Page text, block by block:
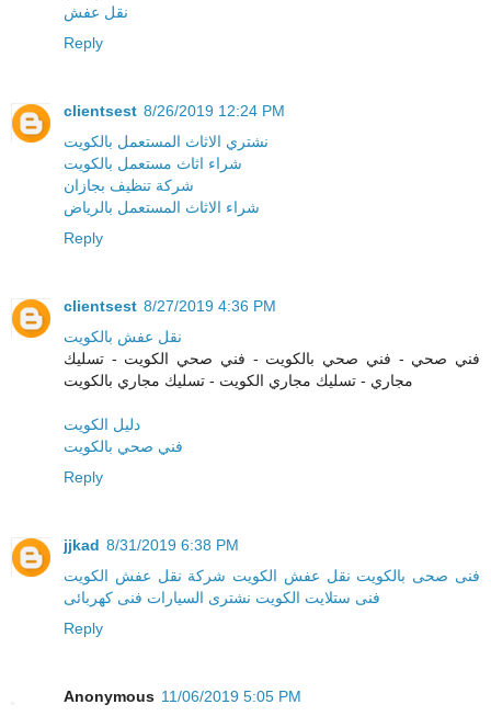
نقل عفش
Reply
clientsest 8/26/2019 12:24 PM
نشتري الاثاث المستعمل بالكويت
شراء اثاث مستعمل بالكويت
شركة تنظيف بجازان
شراء الاثاث المستعمل بالرياض
Reply
clientsest 8/27/2019 4:36 PM
نقل عفش بالكويت
فني صحي - فني صحي بالكويت - فني صحي الكويت - تسليك
مجاري - تسليك مجاري الكويت - تسليك مجاري بالكويت
دليل الكويت
فني صحي بالكويت
Reply
jjkad 8/31/2019 6:38 PM
فنی صحی بالكویت نقل عفش الكویت شركة نقل عفش الكویت
فنی ستلایت الكویت نشتری السیارات فنی كهربائی
Reply
Anonymous 11/06/2019 5:05 PM